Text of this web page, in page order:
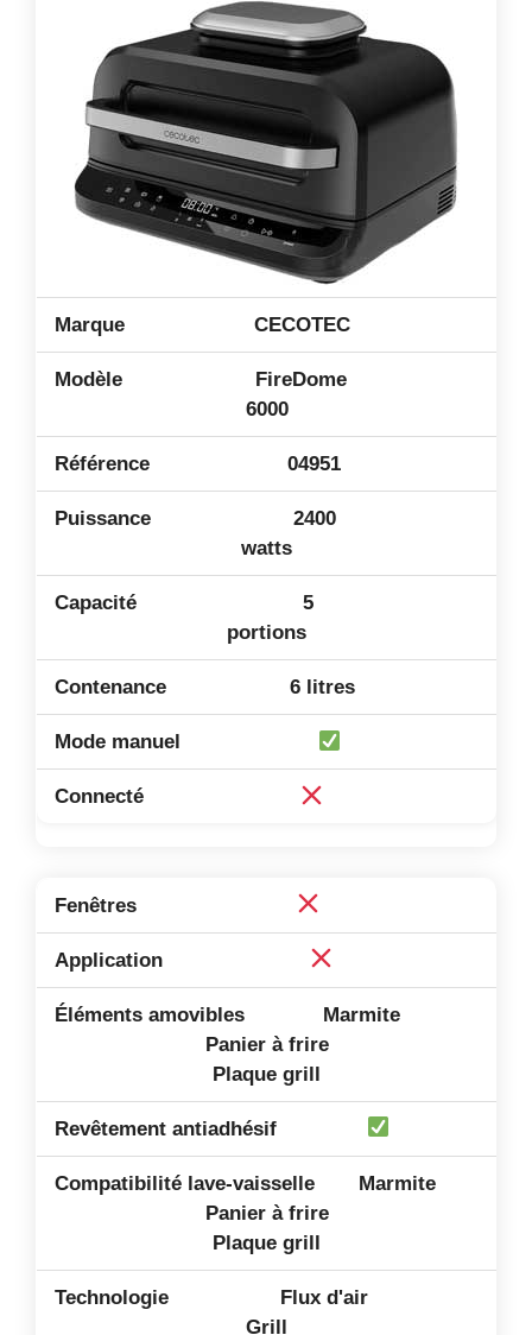
CECOTEC
FireDome
6000
04951
2400
watts
5
portions
6 litres
Marmite
Panier à frire
Plaque grill
Marmite
Panier à frire
Plaque grill
Flux d'air
Grill